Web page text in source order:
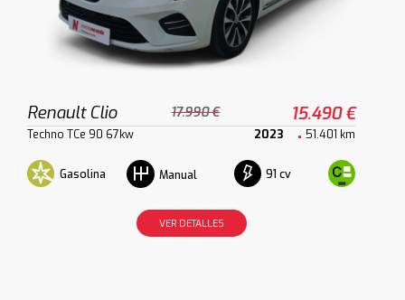
Renault Clio 17.990 € 15.490 €
Techno TCe 90 67kw 2023 51.401 km
Gasolina Manual 91 cv
VER DETALLES